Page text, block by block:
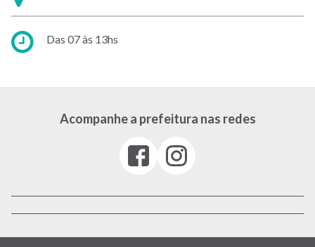
Horário
Das 07 às 13hs
Acompanhe a prefeitura nas redes
Facebook
(link
em
nova
Instagram
(link
em
nova